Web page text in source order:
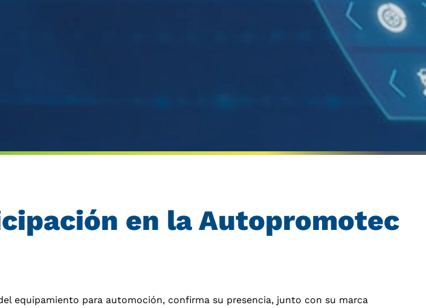
en la Autopromotec
equipamiento para automoción, confirma su presencia, junto con su marca